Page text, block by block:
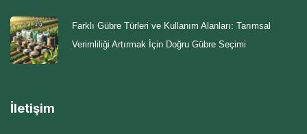
Farklı Gübre Türleri ve Kullanım Alanları: Tarımsal
Verimliliği Artırmak İçin Doğru Gübre Seçimi
İletişim